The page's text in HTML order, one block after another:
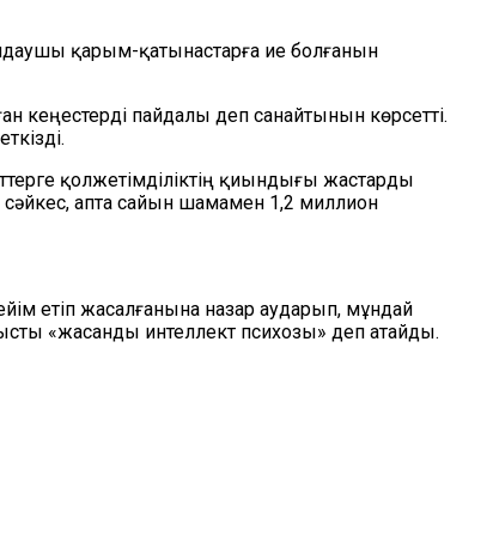
қарым-қатынастарға ие болғанын
кеңестерді пайдалы деп санайтынын көрсетті.
қолжетімділіктің қиындығы жастарды
сәйкес, апта сайын шамамен 1,2 миллион
етіп жасалғанына назар аударып, мұндай
«жасанды интеллект психозы» деп атайды.